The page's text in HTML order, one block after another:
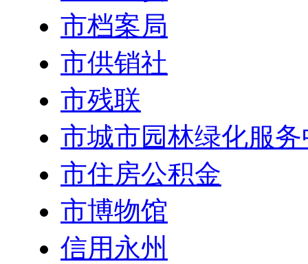
市档案局
市供销社
市残联
市城市园林绿化服
市住房公积金
市博物馆
信用永州